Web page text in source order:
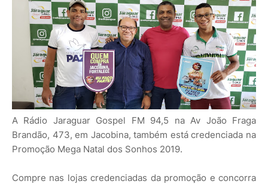
A Rádio Jaraguar Gospel FM 94,5 na Av João Fraga
Brandão, 473, em Jacobina, também está credenciada na
Promoção Mega Natal dos Sonhos 2019.
Compre nas lojas credenciadas da promoção e concorra